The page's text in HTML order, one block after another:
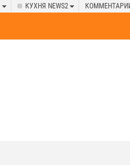
КУХНЯ NEWS2